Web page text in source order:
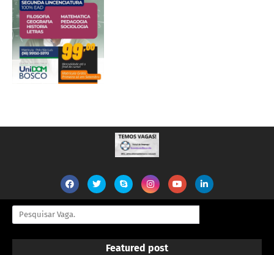
Featured post